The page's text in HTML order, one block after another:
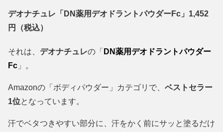
デオナチュレ「DN薬用デオドラントパウダーFc」1,452
円（税込）
それは、 デオナチュレの「 DN薬用デオドラントパウダー
Fc 」。
Amazonの「ボディパウダー」カテゴリで、 ベストセラー
1位となっています。
汗でベタつきやすい部分に、汗をかく前にサッと塗るだけ